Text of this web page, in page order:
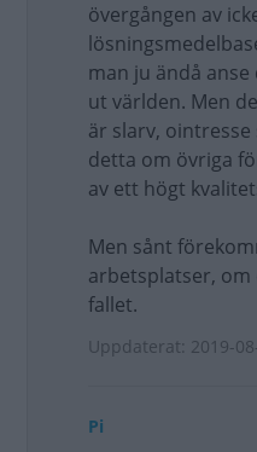
övergången av
man ju ändå
ut världen. Men
är slarv,
detta om övriga
av ett högt
Men sånt
arbetsplatser,
fallet.
Uppdaterat: 2019-
Pi